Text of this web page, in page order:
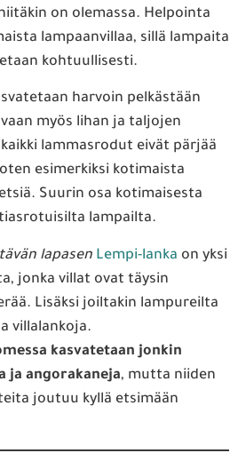
on olemassa. Helpointa
lampaanvillaa, sillä lampaita
kohtuullisesti.
harvoin pelkästään
myös lihan ja taljojen
lammasrodut eivät pärjää
esimerkiksi kotimaista
Suurin osa kotimaisesta
lampailta.
lapasen Lempi-lanka on yksi
jonka villat ovat täysin
Lisäksi joiltakin lampureilta
villalankoja.
kasvatetaan jonkin
ja angorakaneja, mutta niiden
joutuu kyllä etsimään